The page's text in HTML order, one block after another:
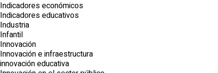
Indicadores económicos
Indicadores educativos
Industria
Infantil
Innovación
Innovación e infraestructura
innovación educativa